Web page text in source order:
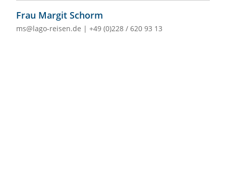
Frau Margit Schorm
ms@lago-reisen.de | +49 (0)228 / 620 93 13